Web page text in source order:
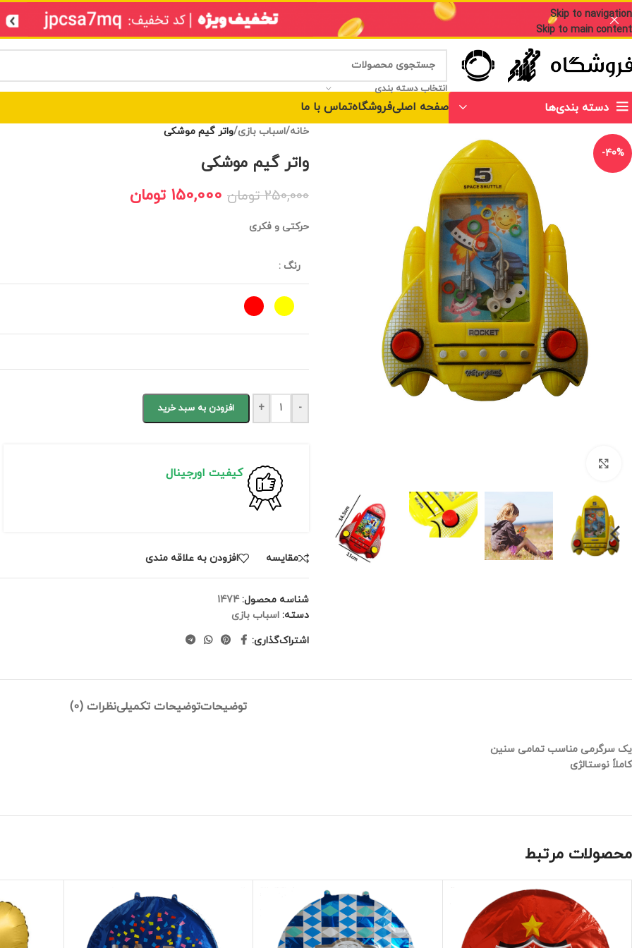
Skip to navigation
Skip to main content
انتخاب دسته بندی
دسته بندی‌ها صفحه اصلیفروشگاهتماس با ما
-40%
خانه/اسباب بازی/واتر گیم موشکی
واتر گیم موشکی
250,000 تومان 150,000 تومان
حرکتی و فکری
رنگ :
-
+ افزودن به سبد خرید
کیفیت اورجینال
مقايسه افزودن به علاقه مندی
شناسه محصول:1474
دسته: اسباب بازی
اشتراک‌گذاری:
توضیحاتتوضیحات تکمیلینظرات (0)
یک سرگرمی مناسب تمامی سنین
کاملاً نوستالژی
محصولات مرتبط